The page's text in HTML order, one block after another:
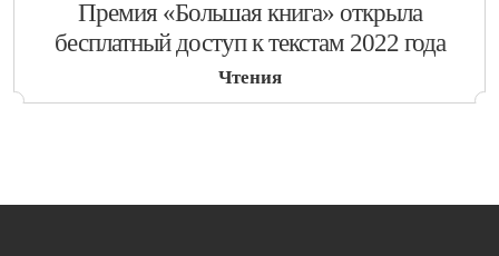
​Премия «Большая книга» открыла
бесплатный доступ к текстам 2022 года
Чтения